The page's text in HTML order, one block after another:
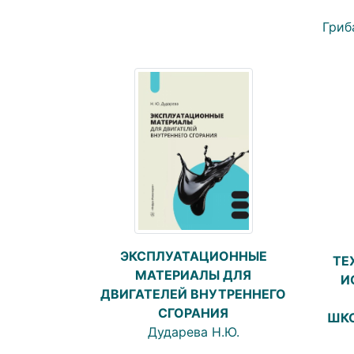
ЭКСПЛУАТАЦИОННЫЕ
МАТЕРИАЛЫ ДЛЯ
ДВИГАТЕЛЕЙ ВНУТРЕННЕГО
СГОРАНИЯ
Дударева Н.Ю.